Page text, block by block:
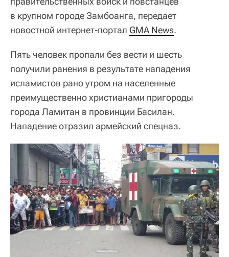
в крупном городе Замбоанга, передает
новостной интернет-портал GMA News.
Пять человек пропали без вести и шесть
получили ранения в результате нападения
исламистов рано утром на населенные
преимущественно христианами пригороды
города Ламитан в провинции Басилан.
Нападение отразил армейский спецназ.